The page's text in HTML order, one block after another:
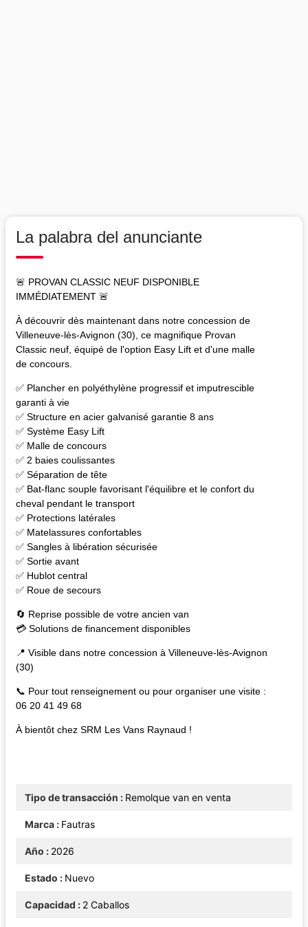
La palabra del anunciante
🚨 PROVAN CLASSIC NEUF DISPONIBLE
IMMÉDIATEMENT 🚨
À découvrir dès maintenant dans notre concession de
Villeneuve-lès-Avignon (30), ce magnifique Provan
Classic neuf, équipé de l'option Easy Lift et d'une malle
de concours.
✅ Plancher en polyéthylène progressif et imputrescible
garanti à vie
✅ Structure en acier galvanisé garantie 8 ans
✅ Système Easy Lift
✅ Malle de concours
✅ 2 baies coulissantes
✅ Séparation de tête
✅ Bat-flanc souple favorisant l'équilibre et le confort du
cheval pendant le transport
✅ Protections latérales
✅ Matelassures confortables
✅ Sangles à libération sécurisée
✅ Sortie avant
✅ Hublot central
✅ Roue de secours
🔄 Reprise possible de votre ancien van
💳 Solutions de financement disponibles
📍 Visible dans notre concession à Villeneuve-lès-Avignon
(30)
📞 Pour tout renseignement ou pour organiser une visite :
06 20 41 49 68
À bientôt chez SRM Les Vans Raynaud !
Tipo de transacción Remolque van en venta
Marca Fautras
Año 2026
Estado Nuevo
Capacidad 2 Caballos